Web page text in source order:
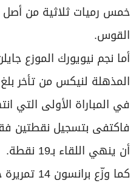
القوس.
أما نجم نيويورك الموزع
في المباراة الأولى التي
فاكتفى بتسجيل نقطتين
أن ينهي اللقاء بـ19 نقطة.
كما وزّع